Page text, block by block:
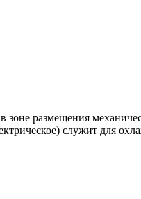
зоне размещения
служит для